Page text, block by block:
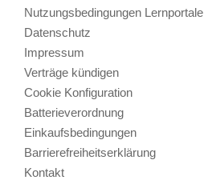
Nutzungsbedingungen Lernportale
Datenschutz
Impressum
Verträge kündigen
Cookie Konfiguration
Batterieverordnung
Einkaufsbedingungen
Barrierefreiheitserklärung
Kontakt